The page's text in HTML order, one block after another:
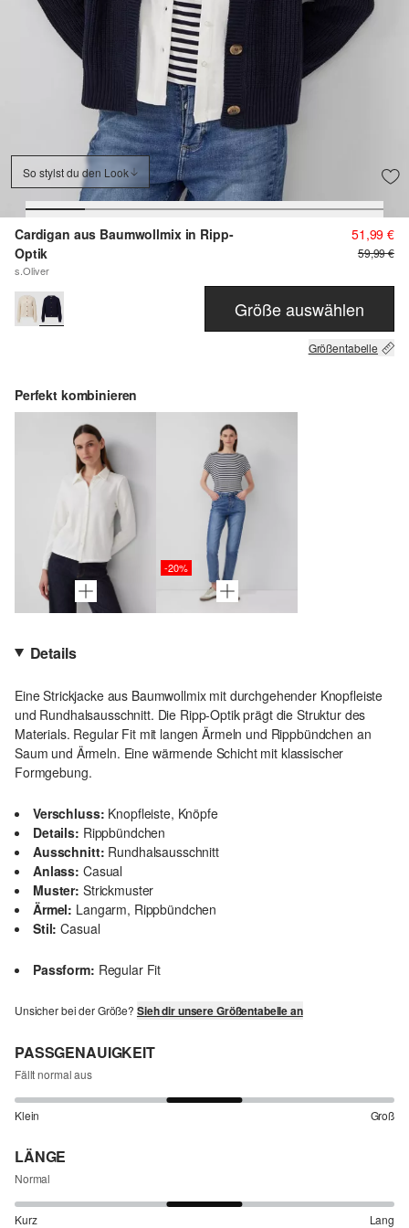
So stylst du den Look
Cardigan aus Baumwollmix in Ripp-
Optik
s.Oliver
51,99 €
59,99 €
Größe auswählen
Größentabelle
Perfekt kombinieren
-20%
Details
Eine Strickjacke aus Baumwollmix mit durchgehender Knopfleiste
und Rundhalsausschnitt. Die Ripp-Optik prägt die Struktur des
Materials. Regular Fit mit langen Ärmeln und Rippbündchen an
Saum und Ärmeln. Eine wärmende Schicht mit klassischer
Formgebung.
Verschluss: Knopfleiste, Knöpfe
Details: Rippbündchen
Ausschnitt: Rundhalsausschnitt
Anlass: Casual
Muster: Strickmuster
Ärmel: Langarm, Rippbündchen
Stil: Casual
Passform: Regular Fit
Unsicher bei der Größe? Sieh dir unsere Größentabelle an
PASSGENAUIGKEIT
Fällt normal aus
Klein Groß
LÄNGE
Normal
Kurz Lang